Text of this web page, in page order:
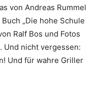
von Andreas Rummel
„Die hohe Schule
Ralf Bos und Fotos
Und nicht vergessen:
Und für wahre Griller